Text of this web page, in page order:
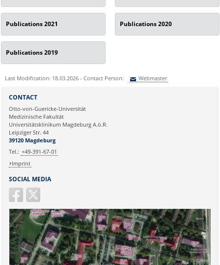
Publications 2021 Publications 2020
Publications 2019
Last Modification: 18.03.2026 - Contact Person: Webmaster
Ihre E-Mailadresse:
Ihr Anliegen:
SOCIAL MEDIA
CONTACT
Otto-von-Guericke-Universität
Medizinische Fakultät
Universitätsklinikum Magdeburg A.ö.R.
Leipziger Str. 44
39120 Magdeburg
Tel.: +49-391-67-01
Imprint